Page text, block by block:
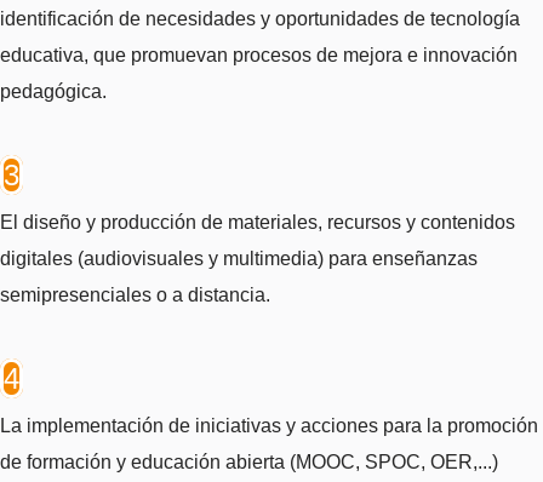
identificación de necesidades y oportunidades de tecnología
educativa, que promuevan procesos de mejora e innovación
pedagógica.
3
El diseño y producción de materiales, recursos y contenidos
digitales (audiovisuales y multimedia) para enseñanzas
semipresenciales o a distancia.
4
La implementación de iniciativas y acciones para la promoción
de formación y educación abierta (MOOC, SPOC, OER,...)